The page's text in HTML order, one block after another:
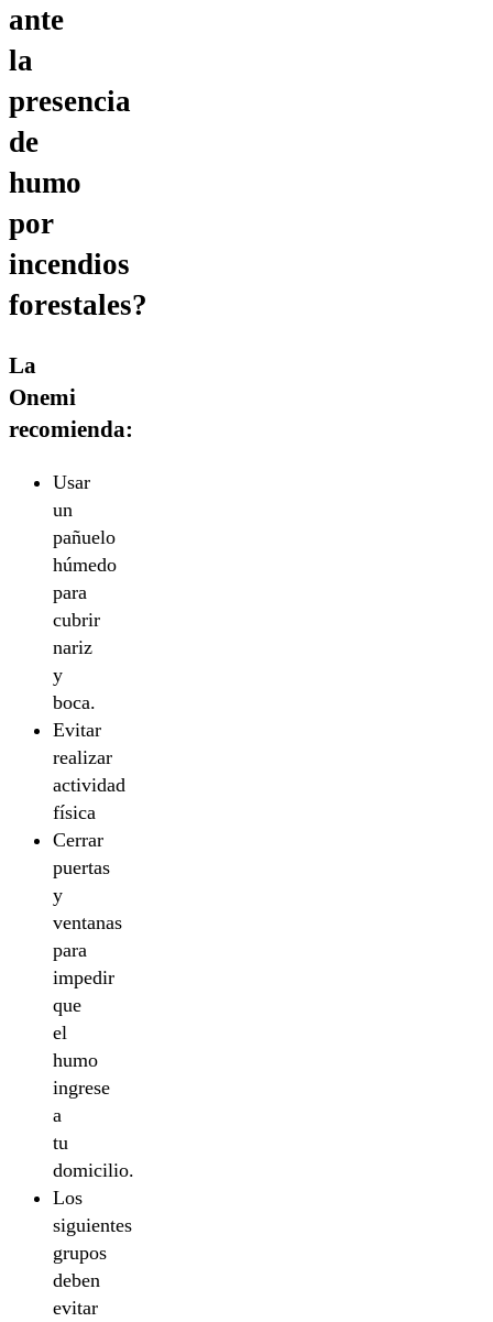
ante
la
presencia
de
humo
por
incendios
forestales?
La
Onemi
recomienda:
Usar
un
pañuelo
húmedo
para
cubrir
nariz
y
boca.
Evitar
realizar
actividad
física
Cerrar
puertas
y
ventanas
para
impedir
que
el
humo
ingrese
a
tu
domicilio.
Los
siguientes
grupos
deben
evitar